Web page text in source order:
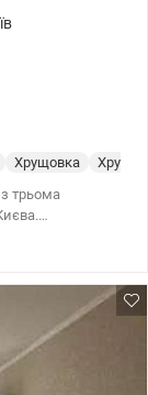
Хрущовка
трьома
метро
Дарницької
Києва.
дитячі садки,
спортивні